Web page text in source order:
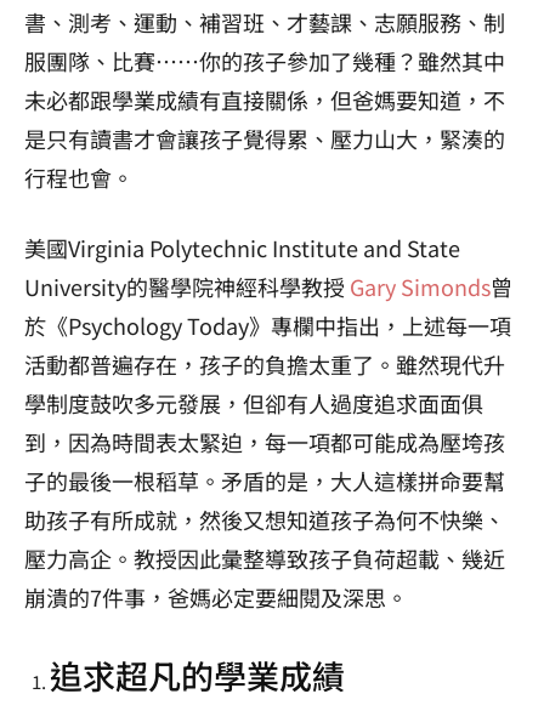
書、測考、運動、補習班、才藝課、志願服務、制
服團隊、比賽……你的孩子參加了幾種？雖然其中
未必都跟學業成績有直接關係，但爸媽要知道，不
是只有讀書才會讓孩子覺得累、壓力山大，緊湊的
行程也會。
美國Virginia Polytechnic Institute and State
University的醫學院神經科學教授 Gary Simonds曾
於《Psychology Today》專欄中指出，上述每一項
活動都普遍存在，孩子的負擔太重了。雖然現代升
學制度鼓吹多元發展，但卻有人過度追求面面俱
到，因為時間表太緊迫，每一項都可能成為壓垮孩
子的最後一根稻草。矛盾的是，大人這樣拼命要幫
助孩子有所成就，然後又想知道孩子為何不快樂、
壓力高企。教授因此彙整導致孩子負荷超載、幾近
崩潰的7件事，爸媽必定要細閱及深思。
追求超凡的學業成績